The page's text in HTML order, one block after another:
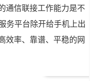
通信联接工作能力是不
务平台除开给手机上出
效率、靠谱、平稳的网